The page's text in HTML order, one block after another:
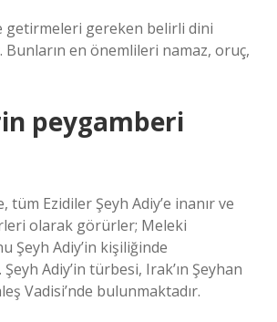
getirmeleri gereken belirli dini
Bunların en önemlileri namaz, oruç,
peygamberi
Ezidiler Şeyh Adiy’e inanır ve
olarak görürler; Meleki
Şeyh Adiy’in kişiliğinde
Adiy’in türbesi, Irak’ın Şeyhan
Vadisi’nde bulunmaktadır.